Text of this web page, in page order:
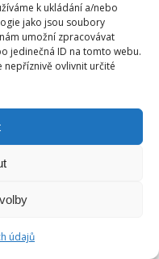
k ukládání a/nebo
jako jsou soubory
umožní zpracovávat
jedinečná ID na tomto webu.
nepříznivě ovlivnit určité
údajů